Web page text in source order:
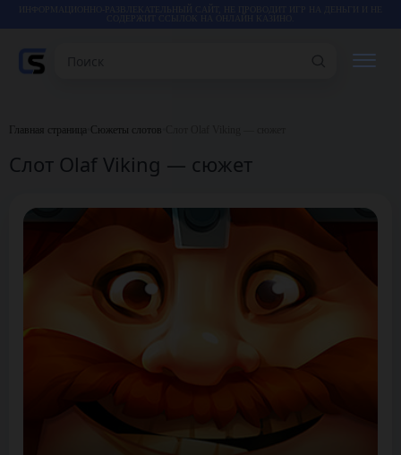
СОДЕРЖИТ ССЫЛОК НА ОНЛАЙН КАЗИНО.
КАЗИНО
ВИДЕО
Главная страница Сюжеты слотов
Слот Olaf Viking — сюжет